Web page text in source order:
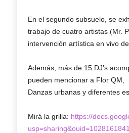
En el segundo subsuelo, se
trabajo de cuatro artistas (Mr.
intervención artística en vivo
Además, más de 15 DJ’s
pueden mencionar a Flor QM,
Danzas urbanas y diferentes
Mirá la grilla: https://